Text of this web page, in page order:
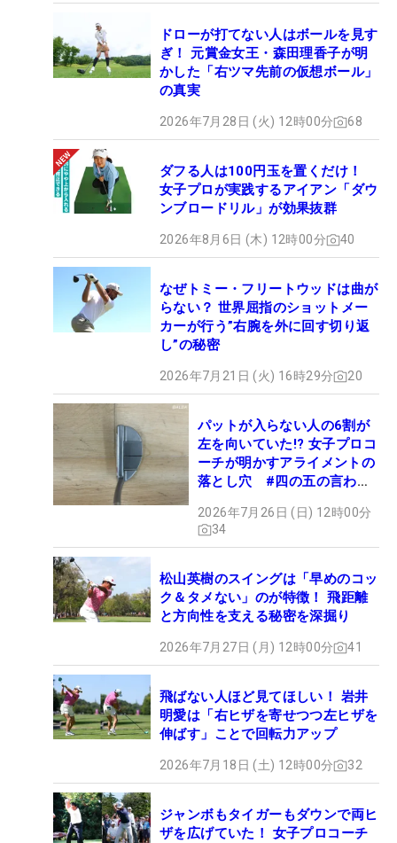
ドローが打てない人はボールを見す
ぎ！ 元賞金女王・森田理香子が明
かした「右ツマ先前の仮想ボール」
の真実
2026年7月28日 (火) 12時00分 68
ダフる人は100円玉を置くだけ！
女子プロが実践するアイアン「ダウ
ンブロードリル」が効果抜群
2026年8月6日 (木) 12時00分 40
なぜトミー・フリートウッドは曲が
らない？ 世界屈指のショットメー
カーが行う”右腕を外に回す切り返
し”の秘密
2026年7月21日 (火) 16時29分 20
パットが入らない人の6割が
左を向いていた!? 女子プロコ
ーチが明かすアライメントの
落とし穴 #四の五の言わず
2026年7月26日 (日) 12時00分
34
松山英樹のスイングは「早めのコッ
ク＆タメない」のが特徴！ 飛距離
と方向性を支える秘密を深掘り
2026年7月27日 (月) 12時00分 41
飛ばない人ほど見てほしい！ 岩井
明愛は「右ヒザを寄せつつ左ヒザを
伸ばす」ことで回転力アップ
2026年7月18日 (土) 12時00分 32
ジャンボもタイガーもダウンで両ヒ
ザを広げていた！ 女子プロコーチ